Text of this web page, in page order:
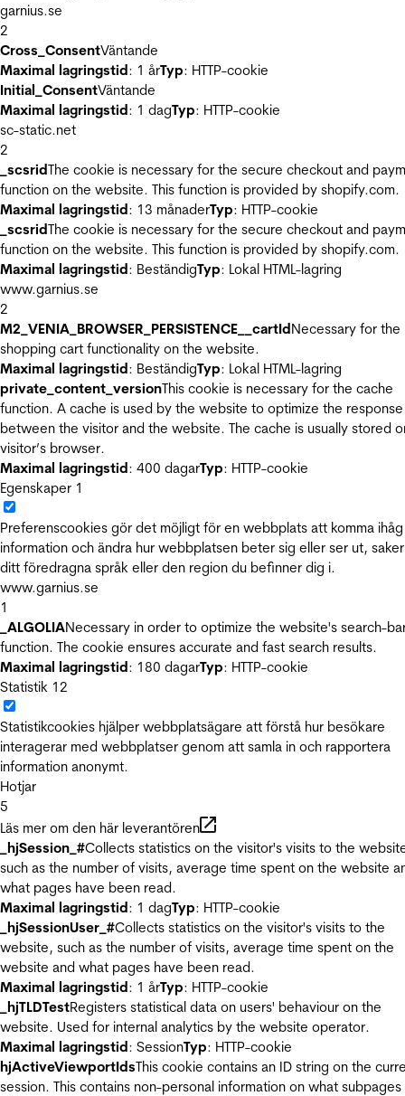
garnius.se
2
Cross_ConsentVäntande
Maximal lagringstid: 1 årTyp: HTTP-cookie
Initial_ConsentVäntande
Maximal lagringstid: 1 dagTyp: HTTP-cookie
sc-static.net
2
_scsridThe cookie is necessary for the secure checkout and
function on the website. This function is provided by shopify.com.
Maximal lagringstid: 13 månaderTyp: HTTP-cookie
_scsridThe cookie is necessary for the secure checkout and
function on the website. This function is provided by shopify.com.
Maximal lagringstid: BeständigTyp: Lokal HTML-lagring
www.garnius.se
2
M2_VENIA_BROWSER_PERSISTENCE__cartIdNecessary for the
shopping cart functionality on the website.
Maximal lagringstid: BeständigTyp: Lokal HTML-lagring
private_content_versionThis cookie is necessary for the cache
function. A cache is used by the website to optimize the
between the visitor and the website. The cache is usually stored
visitor’s browser.
Maximal lagringstid: 400 dagarTyp: HTTP-cookie
Egenskaper 1
Preferenscookies gör det möjligt för en webbplats att komma ihåg
information och ändra hur webbplatsen beter sig eller ser ut,
ditt föredragna språk eller den region du befinner dig i.
www.garnius.se
1
_ALGOLIANecessary in order to optimize the website's search-
function. The cookie ensures accurate and fast search results.
Maximal lagringstid: 180 dagarTyp: HTTP-cookie
Statistik 12
Statistikcookies hjälper webbplatsägare att förstå hur besökare
interagerar med webbplatser genom att samla in och rapportera
information anonymt.
Hotjar
5
Läs mer om den här leverantören
_hjSession_#Collects statistics on the visitor's visits to the
such as the number of visits, average time spent on the website
what pages have been read.
Maximal lagringstid: 1 dagTyp: HTTP-cookie
_hjSessionUser_#Collects statistics on the visitor's visits to the
website, such as the number of visits, average time spent on the
website and what pages have been read.
Maximal lagringstid: 1 årTyp: HTTP-cookie
_hjTLDTestRegisters statistical data on users' behaviour on the
website. Used for internal analytics by the website operator.
Maximal lagringstid: SessionTyp: HTTP-cookie
hjActiveViewportIdsThis cookie contains an ID string on the
session. This contains non-personal information on what